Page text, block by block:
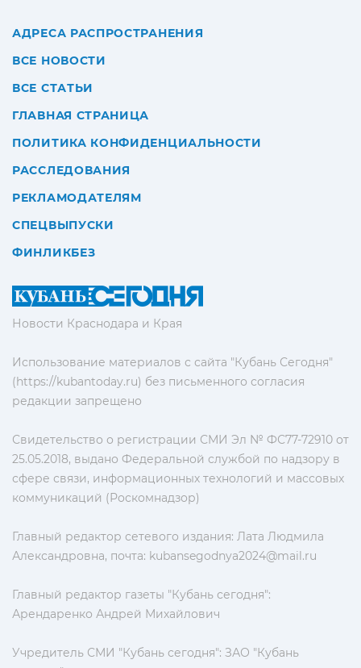
Новости Краснодара и Края
Использование материалов с сайта "Кубань Сегодня"
(https://kubantoday.ru) без письменного согласия
редакции запрещено
Свидетельство о регистрации СМИ Эл № ФС77-72910 от
25.05.2018, выдано Федеральной службой по надзору в
сфере связи, информационных технологий и массовых
коммуникаций (Роскомнадзор)
Главный редактор сетевого издания: Лата Людмила
Александровна, почта: kubansegodnya2024@mail.ru
Главный редактор газеты "Кубань сегодня":
Арендаренко Андрей Михайлович
Учредитель СМИ "Кубань сегодня": ЗАО "Кубань
АДРЕСА РАСПРОСТРАНЕНИЯ
ВСЕ НОВОСТИ
ВСЕ СТАТЬИ
ГЛАВНАЯ СТРАНИЦА
ПОЛИТИКА КОНФИДЕНЦИАЛЬНОСТИ
РАССЛЕДОВАНИЯ
РЕКЛАМОДАТЕЛЯМ
СПЕЦВЫПУСКИ
ФИНЛИКБЕЗ